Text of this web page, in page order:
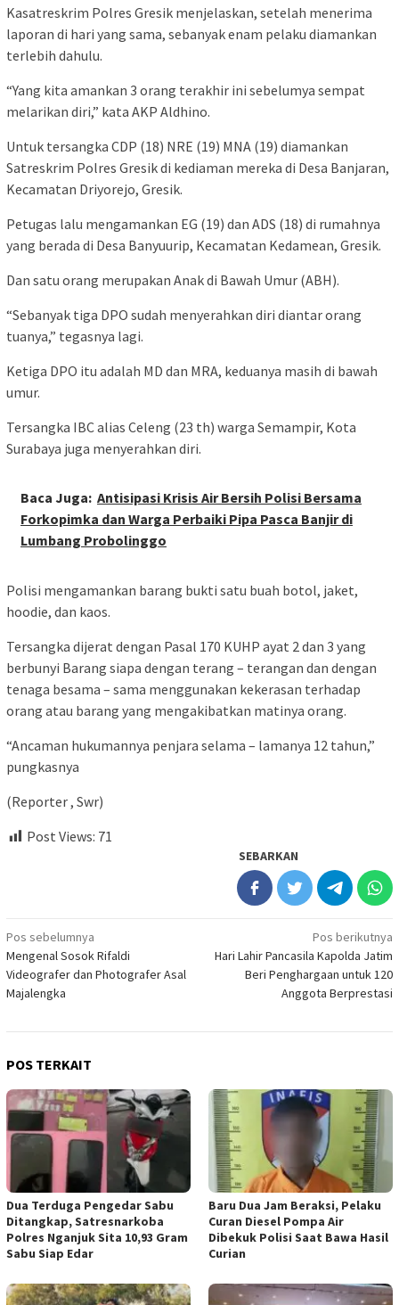
Kasatreskrim Polres Gresik menjelaskan, setelah menerima
laporan di hari yang sama, sebanyak enam pelaku diamankan
terlebih dahulu.
“Yang kita amankan 3 orang terakhir ini sebelumya sempat
melarikan diri,” kata AKP Aldhino.
Untuk tersangka CDP (18) NRE (19) MNA (19) diamankan
Satreskrim Polres Gresik di kediaman mereka di Desa Banjaran,
Kecamatan Driyorejo, Gresik.
Petugas lalu mengamankan EG (19) dan ADS (18) di rumahnya
yang berada di Desa Banyuurip, Kecamatan Kedamean, Gresik.
Dan satu orang merupakan Anak di Bawah Umur (ABH).
“Sebanyak tiga DPO sudah menyerahkan diri diantar orang
tuanya,” tegasnya lagi.
Ketiga DPO itu adalah MD dan MRA, keduanya masih di bawah
umur.
Tersangka IBC alias Celeng (23 th) warga Semampir, Kota
Surabaya juga menyerahkan diri.
Baca Juga: Antisipasi Krisis Air Bersih Polisi Bersama
Forkopimka dan Warga Perbaiki Pipa Pasca Banjir di
Lumbang Probolinggo
Polisi mengamankan barang bukti satu buah botol, jaket,
hoodie, dan kaos.
Tersangka dijerat dengan Pasal 170 KUHP ayat 2 dan 3 yang
berbunyi Barang siapa dengan terang – terangan dan dengan
tenaga besama – sama menggunakan kekerasan terhadap
orang atau barang yang mengakibatkan matinya orang.
“Ancaman hukumannya penjara selama – lamanya 12 tahun,”
pungkasnya
(Reporter , Swr)
Post Views: 71
SEBARKAN
Navigasi
pos
Pos sebelumnya
Mengenal Sosok Rifaldi
Videografer dan Photografer Asal
Majalengka
Pos berikutnya
Hari Lahir Pancasila Kapolda Jatim
Beri Penghargaan untuk 120
Anggota Berprestasi
POS TERKAIT
Dua Terduga Pengedar Sabu
Ditangkap, Satresnarkoba
Polres Nganjuk Sita 10,93 Gram
Sabu Siap Edar
Baru Dua Jam Beraksi, Pelaku
Curan Diesel Pompa Air
Dibekuk Polisi Saat Bawa Hasil
Curian